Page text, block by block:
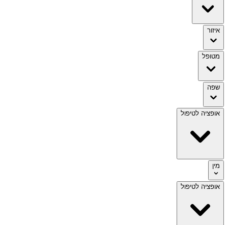
איזור
מטופל
שפה
אופציה לטיפול
מין
אופציה לטיפול